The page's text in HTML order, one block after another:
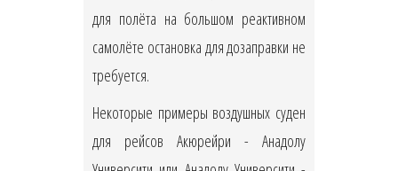
для полёта на большом реактивном
самолёте остановка для дозаправки не
требуется.
Некоторые примеры воздушных суден
для рейсов Акюрейри - Анадолу